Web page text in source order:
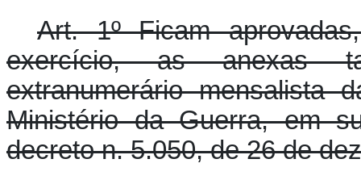
Art. 1º Ficam
exercício, as anexas
extranumerário mensalista
Ministério da Guerra, em
decreto n. 5.050, de 26 de